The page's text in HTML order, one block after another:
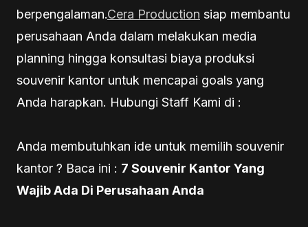
berpengalaman.Cera Production siap membantu
perusahaan Anda dalam melakukan media
planning hingga konsultasi biaya produksi
souvenir kantor untuk mencapai goals yang
Anda harapkan. Hubungi Staff Kami di :
Anda membutuhkan ide untuk memilih souvenir
kantor ? Baca ini : 7 Souvenir Kantor Yang
Wajib Ada Di Perusahaan Anda